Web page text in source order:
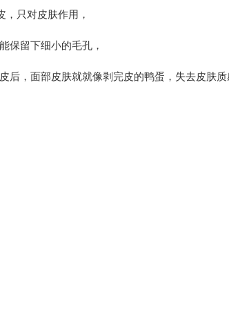
只对皮肤作用，
保留下细小的毛孔，
后，面部皮肤就就像剥完皮的鸭蛋，失去皮肤